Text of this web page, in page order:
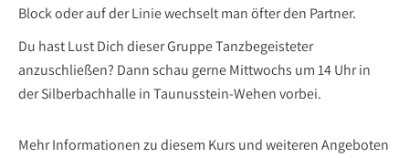
Block oder auf der Linie wechselt man öfter den Partner.
Du hast Lust Dich dieser Gruppe Tanzbegeisteter
anzuschließen? Dann schau gerne Mittwochs um 14 Uhr in
der Silberbachhalle in Taunusstein-Wehen vorbei.
Mehr Informationen zu diesem Kurs und weiteren Angeboten